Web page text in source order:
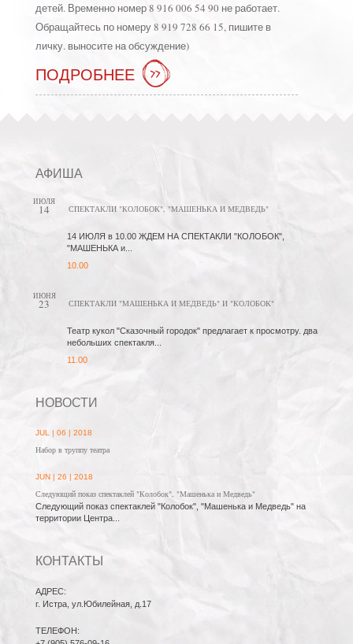
детей. Временно номер 8 916 006 54 90 не работает.
Обращайтесь по номеру 8 919 728 66 15, пишите в
личку. выносите на обсуждение)
ПОДРОБНЕЕ
АФИША
ИЮЛЯ
14 СПЕКТАКЛИ "КОЛОБОК", "МАШЕНЬКА И МЕДВЕДЬ"
14 ИЮЛЯ в 10.00 ЖДЕМ НА СПЕКТАКЛИ "КОЛОБОК",
"МАШЕНЬКА и...
10.00
ИЮНЯ
23 СПЕКТАКЛИ "МАШЕНЬКА И МЕДВЕДЬ" И "КОЛОБОК"
Театр кукол "Сказочный городок" предлагает к просмотру. два
небольших спектакля...
11.00
НОВОСТИ
JUL | 06 | 2018
Набор в труппу театра
JUN | 26 | 2018
Следующий показ спектаклей "Колобок", "Машенька и Медведь"
Следующий показ спектаклей "Колобок", "Машенька и Медведь" на
территории Центра...
КОНТАКТЫ
АДРЕС:
г. Истра, ул.Юбилейная, д.17
ТЕЛЕФОН: